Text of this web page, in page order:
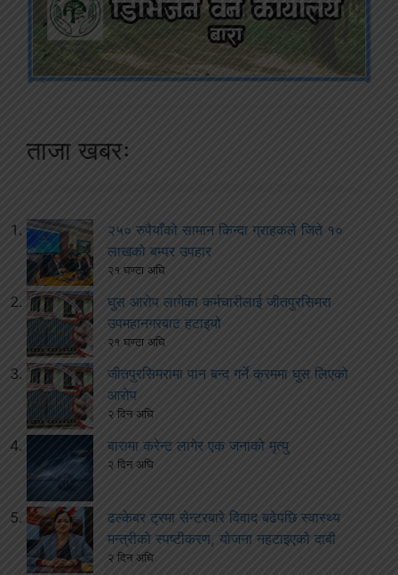
ताजा खबरः
२५० रुपैयाँको सामान किन्दा ग्राहकले जिते १०
लाखको बम्पर उपहार
२१ घण्टा अघि
घुस आरोप लागेका कर्मचारीलाई जीतपुरसिमरा
उपमहानगरबाट हटाइयो
२१ घण्टा अघि
जीतपुरसिमरामा पान बन्द गर्ने क्रममा घुस लिएको
आरोप
२ दिन अघि
बारामा करेन्ट लागेर एक जनाको मृत्यु
२ दिन अघि
ढल्केबर ट्रमा सेन्टरबारे विवाद बढेपछि स्वास्थ्य
मन्त्रीको स्पष्टीकरण, योजना नहटाइएको दाबी
२ दिन अघि